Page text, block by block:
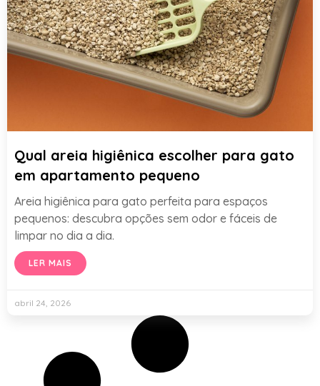
Qual areia higiênica escolher para gato
em apartamento pequeno
Areia higiênica para gato perfeita para espaços
pequenos: descubra opções sem odor e fáceis de
limpar no dia a dia.
LER MAIS
abril 24, 2026